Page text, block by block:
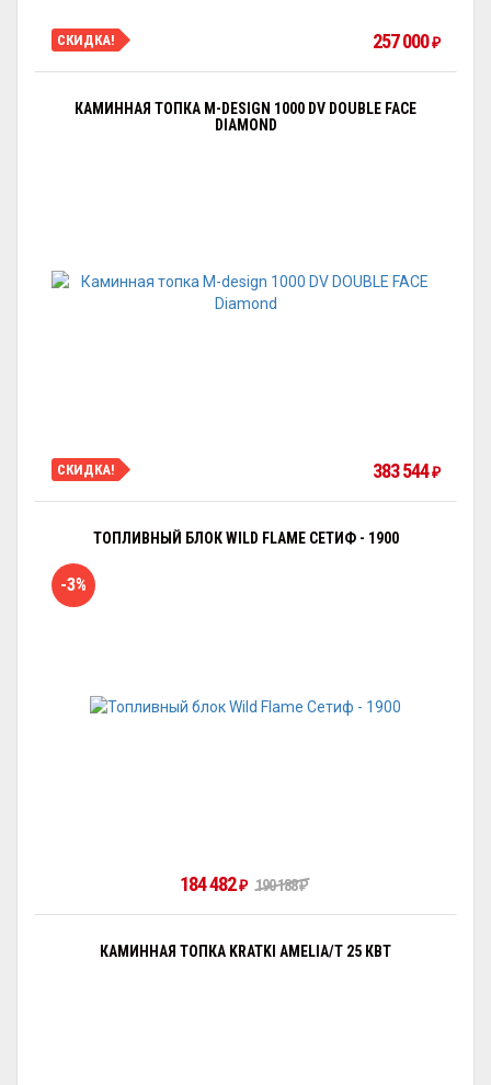
СКИДКА! 257 000 ₽
КАМИННАЯ ТОПКА M-DESIGN 1000 DV DOUBLE FACE
DIAMOND
СКИДКА! 383 544 ₽
ТОПЛИВНЫЙ БЛОК WILD FLAME СЕТИФ - 1900
-3%
184 482 ₽ 190 188₽
КАМИННАЯ ТОПКА KRATKI AMELIA/T 25 КВТ